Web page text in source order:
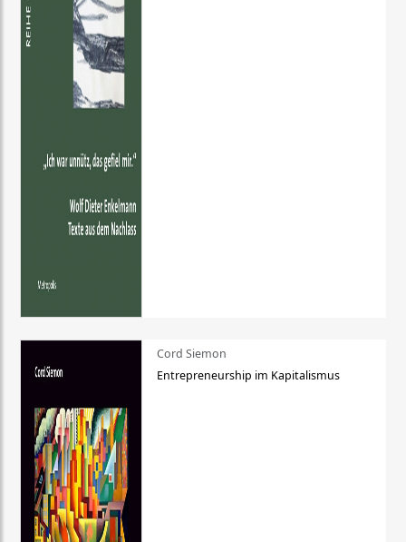
Cord Siemon
Entrepreneurship im Kapitalismus